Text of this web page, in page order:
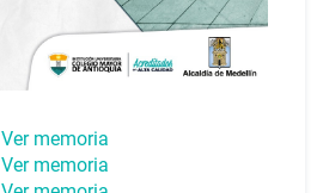
Ver memoria
Ver memoria